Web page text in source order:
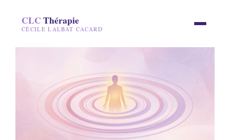
CLCThérapie
CÉCILE LALBAT CACARD